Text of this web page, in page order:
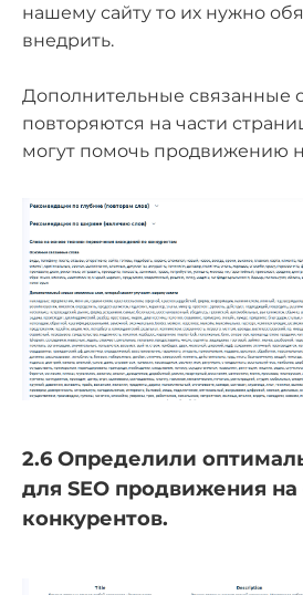
нашему сайту то их нужно
внедрить.
Дополнительные связанные
повторяются на части
могут помочь продвижению
2.6 Определили
для SEO продвижения на
конкурентов.